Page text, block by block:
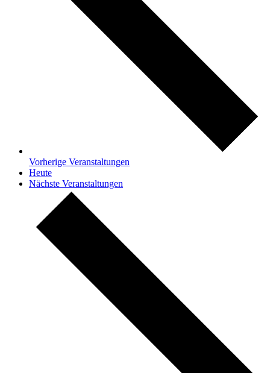
Vorherige Veranstaltungen
Heute
Nächste Veranstaltungen